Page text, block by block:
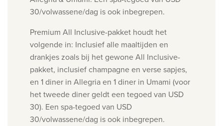
30/volwassene/dag is ook inbegrepen.
Premium All Inclusive-pakket houdt het
volgende in: Inclusief alle maaltijden en
drankjes zoals bij het gewone All Inclusive-
pakket, inclusief champagne en verse sapjes,
en 1 diner in Allegria en 1diner in Umami (voor
het tweede diner geldt een tegoed van USD
30). Een spa-tegoed van USD
30/volwassene/dag is ook inbegrepen.